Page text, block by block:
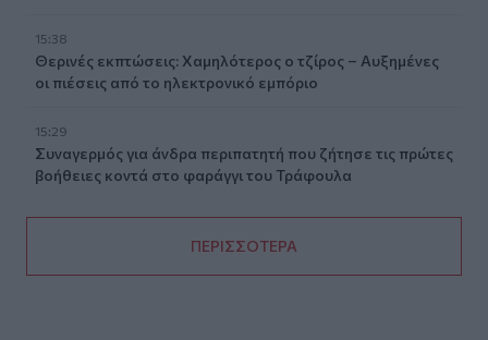
15:38
Θερινές εκπτώσεις: Χαμηλότερος ο τζίρος – Αυξημένες
οι πιέσεις από το ηλεκτρονικό εμπόριο
15:29
Συναγερμός για άνδρα περιπατητή που ζήτησε τις πρώτες
βοήθειες κοντά στο φαράγγι του Τράφουλα
ΠΕΡΙΣΣΟΤΕΡΑ